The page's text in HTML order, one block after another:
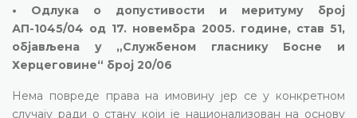
• Одлука о допустивости и меритуму број
АП-1045/04 од 17. новембра 2005. године, став 51,
објављена у „Службеном гласнику Босне и
Херцеговине“ број 20/06
Нема повреде права на имовину јер се у конкретном
случају ради о стану који је национализован на основу